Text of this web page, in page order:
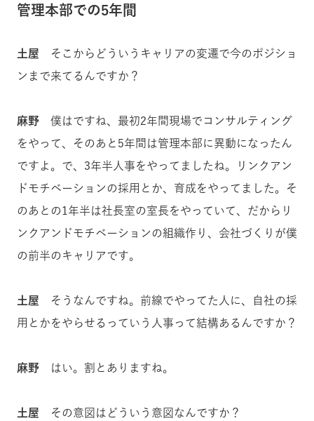
管理本部での5年間
土屋 そこからどういうキャリアの変遷で今のポジショ
ンまで来てるんですか？
麻野 僕はですね、最初2年間現場でコンサルティング
をやって、そのあと5年間は管理本部に異動になったん
ですよ。で、3年半人事をやってましたね。リンクアン
ドモチベーションの採用とか、育成をやってました。そ
のあとの1年半は社長室の室長をやっていて、だからリ
ンクアンドモチベーションの組織作り、会社づくりが僕
の前半のキャリアです。
土屋 そうなんですね。前線でやってた人に、自社の採
用とかをやらせるっていう人事って結構あるんですか？
麻野 はい。割とありますね。
土屋 その意図はどういう意図なんですか？